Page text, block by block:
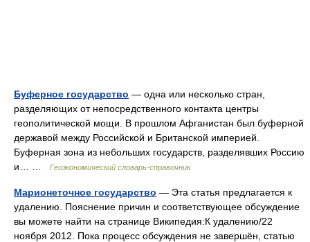
Буферное государство — одна или несколько стран,
разделяющих от непосредственного контакта центры
геополитической мощи. В прошлом Афганистан был буферной
державой между Российской и Британской империей.
Буферная зона из небольших государств, разделявших Россию
и… …
Геоэкономический словарь-справочник
Марионеточное государство — Эта статья предлагается к
удалению. Пояснение причин и соответствующее обсуждение
вы можете найти на странице Википедия:К удалению/22
ноября 2012. Пока процесс обсуждения не завершён, статью